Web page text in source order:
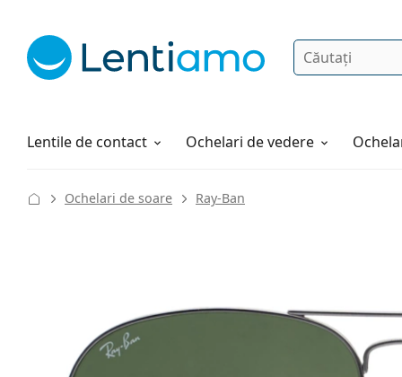
Căutare
Lentile de contact
Soluții Ochelari de vedere
Cum comandați
Ochelari de soare Ray-Ban